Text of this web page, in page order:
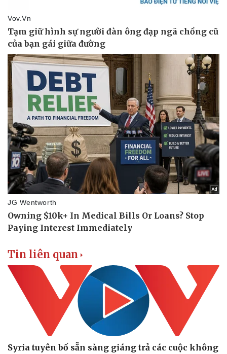
Pháp luật
Vụ án
Tin nóng
Tư vấn luật
Quân sự - Quốc phòng
Vũ khí
Việt Nam
Phân tích
Tin liên quan
Syria tuyên bố sẵn sàng giáng trả các cuộc không